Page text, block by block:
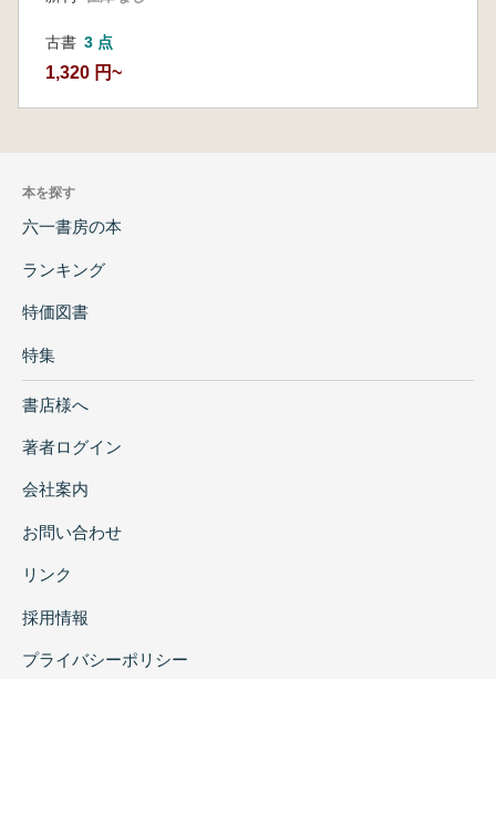
古書 3 点
1,320 円~
本を探す
六一書房の本
ランキング
特価図書
特集
書店様へ
著者ログイン
会社案内
お問い合わせ
リンク
採用情報
プライバシーポリシー